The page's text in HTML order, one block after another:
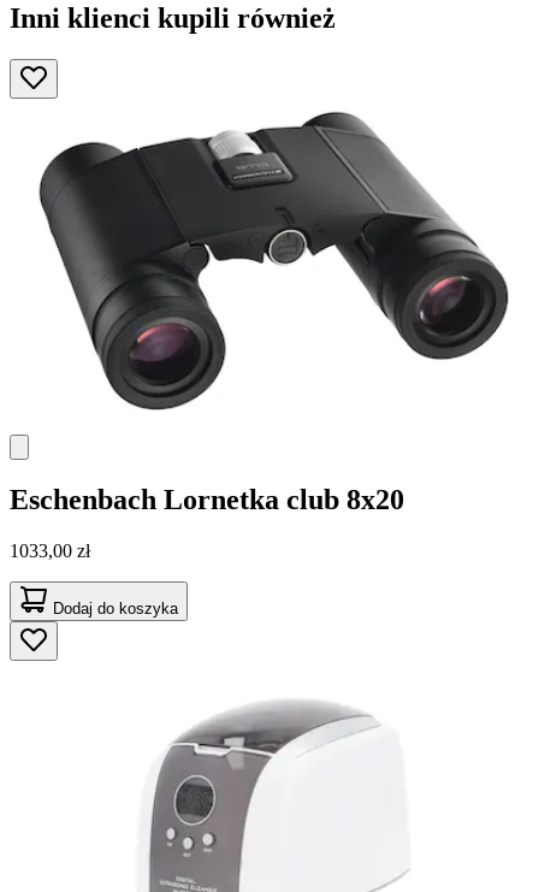
Inni klienci kupili również
Eschenbach Lornetka club 8x20
1033,00 zł
Dodaj do koszyka